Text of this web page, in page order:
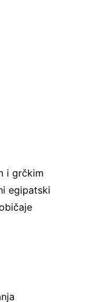
i grčkim
egipatski